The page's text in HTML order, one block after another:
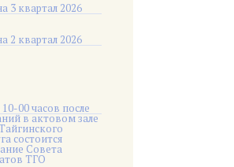
3 квартал 2026
2 квартал 2026
00 часов после
в актовом зале
состоится
Совета
ТГО